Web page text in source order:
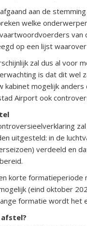
aan de
welke
van
op een lijst
zal dus al voor
is dat dit wel
kabinet mogelijk
Airport ook
uitgesteld: in de
verdeeld en
korte formatieperiode
(eind oktober
formatie wordt het
afstel?